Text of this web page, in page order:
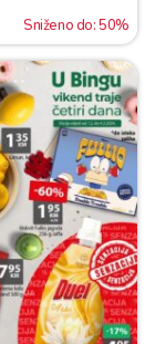
Sniženo do: 50%